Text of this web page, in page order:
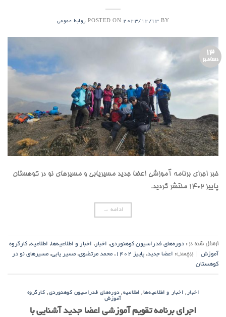
POSTED ON 2023/12/13 BY روابط عمومی
13
دسامبر
خبر اجرای برنامه آموزشی اعضا جدید مسیریابی و مسیرهای نو در کوهستان
پاییز 1402 منتشر گردید.
ادامه →
ارسال شده در : دوره‌های فدراسیون کوهنوردی, اخبار , اخبار و اطلاعیه‌ها, اطلاعیه, کارگروه
آموزش
برچسب: اعضا جدید, پاییز 1402 , محمد مرتضوی, مسیر یابی, مسیرهای نو در
کوهستان
اخبار , اخبار و اطلاعیه‌ها, اطلاعیه,دوره‌های فدراسیون کوهنوردی, کارگروه
آموزش
اجرای برنامه تقویم آموزشی اعضا جدید آشنایی با